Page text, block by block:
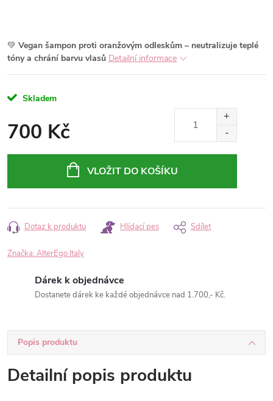
💚 Vegan šampon proti oranžovým odleskům – neutralizuje teplé
tóny a chrání barvu vlasů Detailní informace
Skladem
700 Kč
VLOŽIT DO KOŠÍKU
Dotaz k produktu Hlídací pes Sdílet
Značka: AlterEgo Italy
Dárek k objednávce
Dostanete dárek ke každé objednávce nad 1.700,- Kč.
Popis produktu
Detailní popis produktu